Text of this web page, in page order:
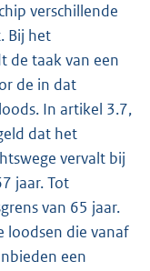
verschillende
Bij het
de taak van een
de in dat
In artikel 3.7,
dat het
vervalt bij
jaar. Tot
van 65 jaar.
loodsen die vanaf
een